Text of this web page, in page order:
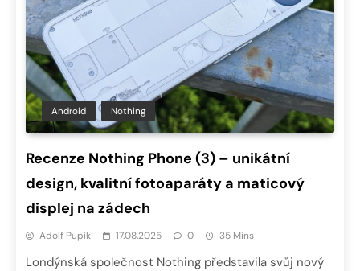
Android Nothing
Recenze Nothing Phone (3) – unikátní
design, kvalitní fotoaparáty a maticový
displej na zádech
Adolf Pupík 17.08.2025 0 35 Mins
Londýnská společnost Nothing představila svůj nový